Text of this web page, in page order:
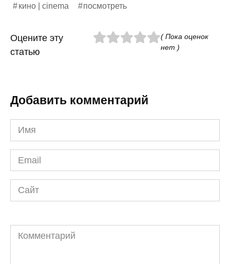
кино | cinema посмотреть
Оцените эту
статью
( Пока оценок
нет )
Добавить комментарий
Имя
*
Email
*
Сайт
Комментарий